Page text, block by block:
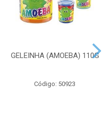
GELEINHA (AMOEBA) 110G
Código: 50923